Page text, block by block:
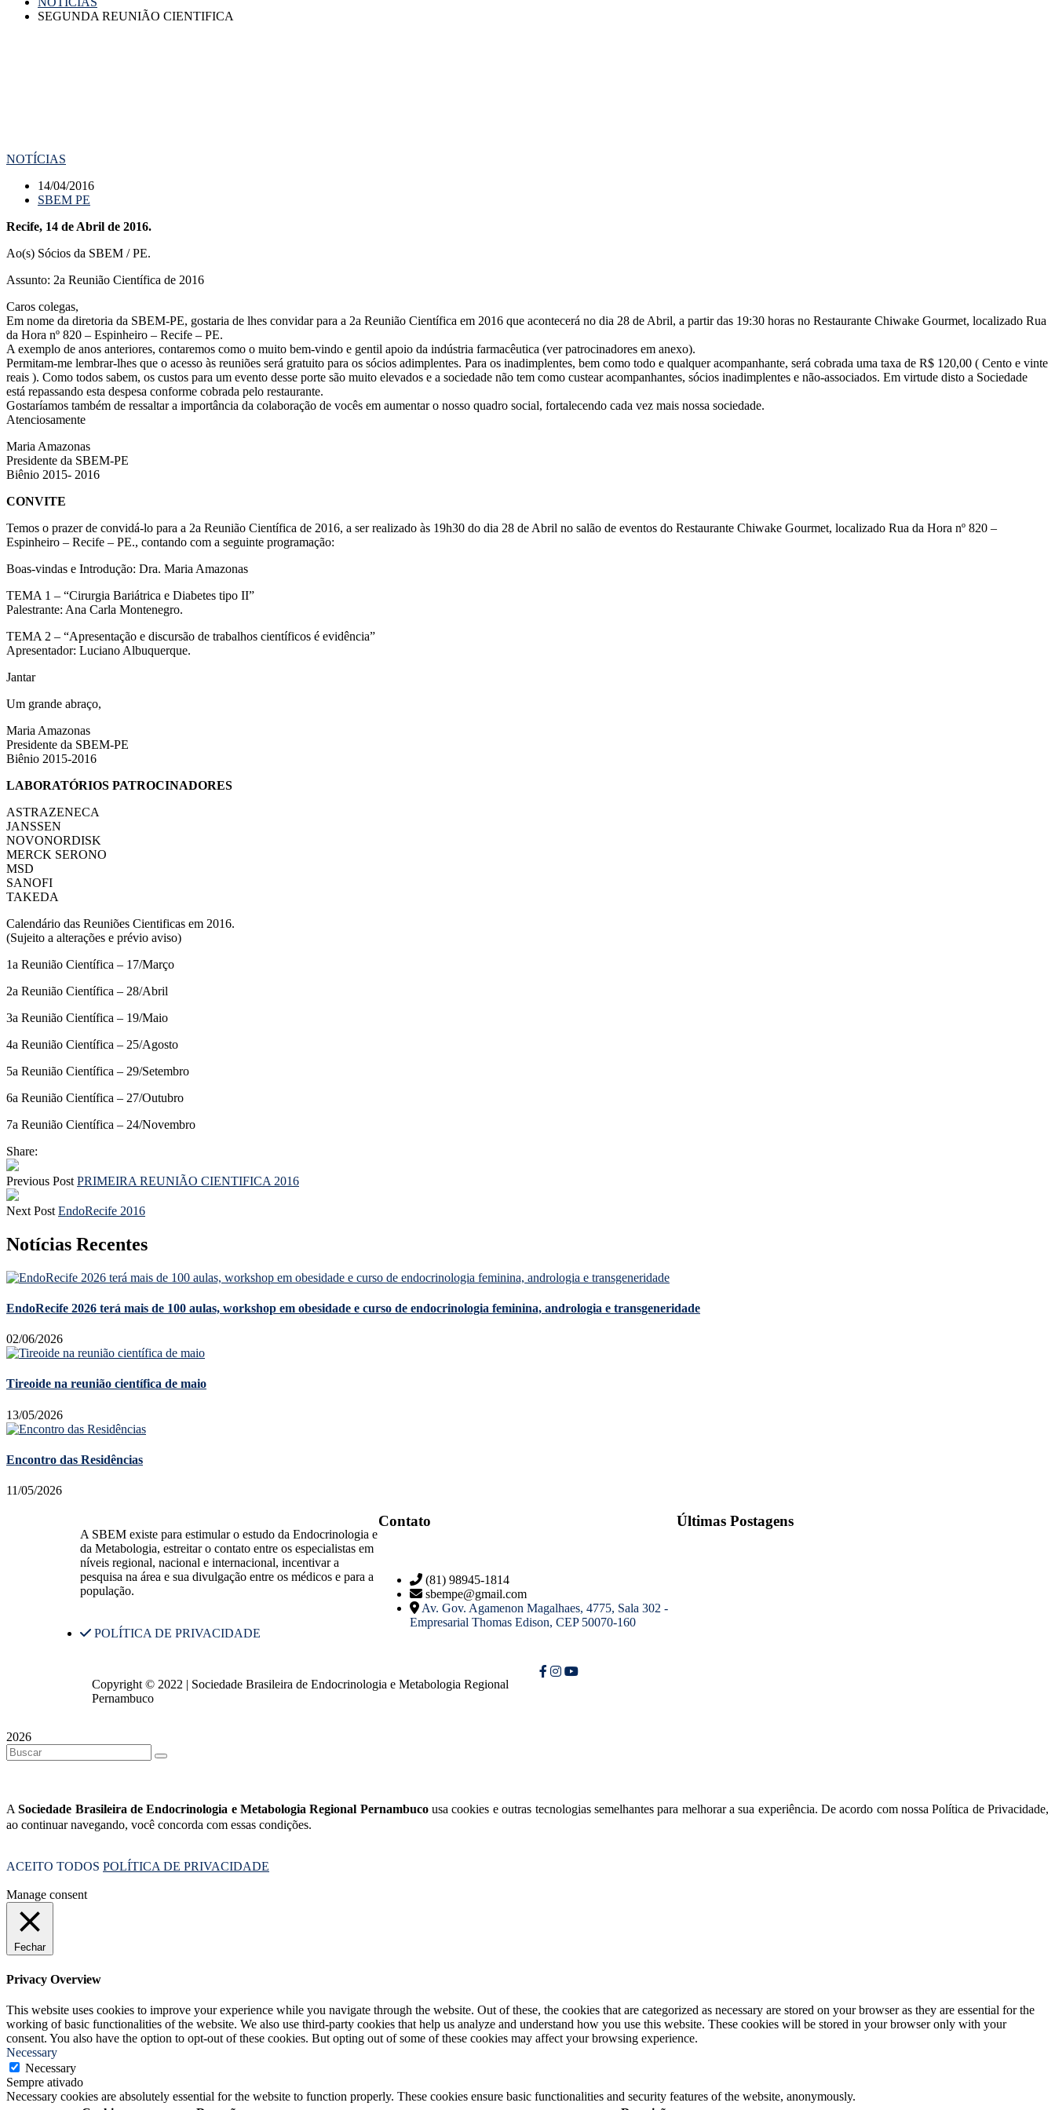
SEGUNDA REUNIÃO CIENTIFICA
NOTÍCIAS
14/04/2016
SBEM PE
Recife, 14 de Abril de 2016.
Ao(s) Sócios da SBEM / PE.
Assunto: 2a Reunião Científica de 2016
Caros colegas,
Em nome da diretoria da SBEM-PE, gostaria de lhes convidar para a 2a Reunião Científica em 2016 que acontecerá no dia 28 de Abril, a partir das 19:30 horas no Restaurante Chiwake Gourmet, localizado Rua
da Hora nº 820 – Espinheiro – Recife – PE.
A exemplo de anos anteriores, contaremos como o muito bem-vindo e gentil apoio da indústria farmacêutica (ver patrocinadores em anexo).
Permitam-me lembrar-lhes que o acesso às reuniões será gratuito para os sócios adimplentes. Para os inadimplentes, bem como todo e qualquer acompanhante, será cobrada uma taxa de R$ 120,00 ( Cento e vinte
reais ). Como todos sabem, os custos para um evento desse porte são muito elevados e a sociedade não tem como custear acompanhantes, sócios inadimplentes e não-associados. Em virtude disto a Sociedade
está repassando esta despesa conforme cobrada pelo restaurante.
Gostaríamos também de ressaltar a importância da colaboração de vocês em aumentar o nosso quadro social, fortalecendo cada vez mais nossa sociedade.
Atenciosamente
Maria Amazonas
Presidente da SBEM-PE
Biênio 2015- 2016
CONVITE
Temos o prazer de convidá-lo para a 2a Reunião Científica de 2016, a ser realizado às 19h30 do dia 28 de Abril no salão de eventos do Restaurante Chiwake Gourmet, localizado Rua da Hora nº 820 –
Espinheiro – Recife – PE., contando com a seguinte programação:
Boas-vindas e Introdução: Dra. Maria Amazonas
TEMA 1 – “Cirurgia Bariátrica e Diabetes tipo II”
Palestrante: Ana Carla Montenegro.
TEMA 2 – “Apresentação e discursão de trabalhos científicos é evidência”
Apresentador: Luciano Albuquerque.
Jantar
Um grande abraço,
Maria Amazonas
Presidente da SBEM-PE
Biênio 2015-2016
LABORATÓRIOS PATROCINADORES
ASTRAZENECA
JANSSEN
NOVONORDISK
MERCK SERONO
MSD
SANOFI
TAKEDA
Calendário das Reuniões Cientificas em 2016.
(Sujeito a alterações e prévio aviso)
1a Reunião Científica – 17/Março
2a Reunião Científica – 28/Abril
3a Reunião Científica – 19/Maio
4a Reunião Científica – 25/Agosto
5a Reunião Científica – 29/Setembro
6a Reunião Científica – 27/Outubro
7a Reunião Científica – 24/Novembro
Share:
Previous Post PRIMEIRA REUNIÃO CIENTIFICA 2016
Next Post EndoRecife 2016
Notícias Recentes
EndoRecife 2026 terá mais de 100 aulas, workshop em obesidade e curso de endocrinologia feminina, andrologia e transgeneridade
02/06/2026
Tireoide na reunião científica de maio
13/05/2026
Encontro das Residências
11/05/2026
A SBEM existe para estimular o estudo da Endocrinologia e
da Metabologia, estreitar o contato entre os especialistas em
níveis regional, nacional e internacional, incentivar a
pesquisa na área e sua divulgação entre os médicos e para a
população.
POLÍTICA DE PRIVACIDADE
Contato
(81) 98945-1814
sbempe@gmail.com
Av. Gov. Agamenon Magalhaes, 4775, Sala 302 -
Empresarial Thomas Edison, CEP 50070-160
Últimas Postagens
Copyright © 2022 | Sociedade Brasileira de Endocrinologia e Metabologia Regional
Pernambuco
2026
ASociedade Brasileira de Endocrinologia e Metabologia Regional Pernambucousa cookies e outras tecnologias semelhantes para melhorar a sua experiência. De acordo com nossa Política de Privacidade,
ao continuar navegando, você concorda com essas condições.
ACEITO TODOS POLÍTICA DE PRIVACIDADE
Manage consent
Fechar
Privacy Overview
This website uses cookies to improve your experience while you navigate through the website. Out of these, the cookies that are categorized as necessary are stored on your browser as they are essential for the
working of basic functionalities of the website. We also use third-party cookies that help us analyze and understand how you use this website. These cookies will be stored in your browser only with your
consent. You also have the option to opt-out of these cookies. But opting out of some of these cookies may affect your browsing experience.
Necessary
Necessary
Sempre ativado
Necessary cookies are absolutely essential for the website to function properly. These cookies ensure basic functionalities and security features of the website, anonymously.